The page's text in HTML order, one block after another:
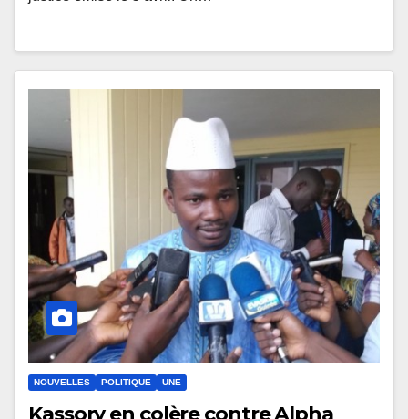
NOUVELLES POLITIQUE UNE